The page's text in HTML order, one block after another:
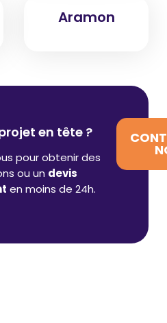
Aramon
en tête ?
pour obtenir des
ou un devis
en moins de 24h.